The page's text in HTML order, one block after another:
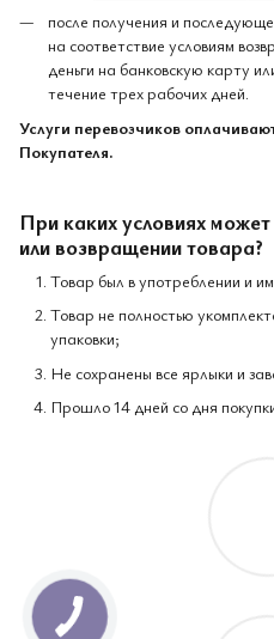
после получения и
на соответствие условиям
деньги на банковскую карту
течение трех рабочих дней.
Услуги перевозчиков
Покупателя.
При каких условиях
или возвращении товара?
Товар был в употреблении и
Товар не полностью
упаковки;
Не сохранены все ярлыки и
Прошло 14 дней со дня